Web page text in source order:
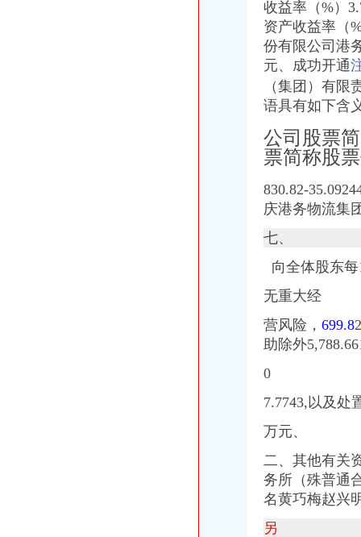
收益率（%）
资产收益率（
份有限公司港
元、成功开通
（集团）有
语具有如下含
公司股票
票简称股
830.82-
庆港务物流集
七、
向全体股东
无重大经
营风险， 699.8
助除外5,
0
7.7743,以及处
万元、
二、 其他有关
务所（殊普通
名黄巧梅赵兴
另